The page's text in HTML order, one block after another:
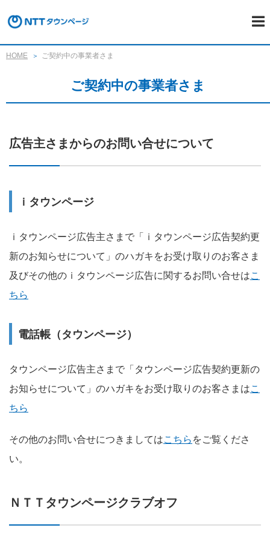
HOME ご契約中の事業者さま
ご契約中の事業者さま
広告主さまからのお問い合せについて
ｉタウンページ
ｉタウンページ広告主さまで「ｉタウンページ広告契約更
新のお知らせについて」のハガキをお受け取りのお客さま
及びその他のｉタウンページ広告に関するお問い合せはこ
ちら
電話帳（タウンページ）
タウンページ広告主さまで「タウンページ広告契約更新の
お知らせについて」のハガキをお受け取りのお客さまはこ
ちら
その他のお問い合せにつきましてはこちら をご覧くださ
い。
ＮＴＴタウンページクラブオフ